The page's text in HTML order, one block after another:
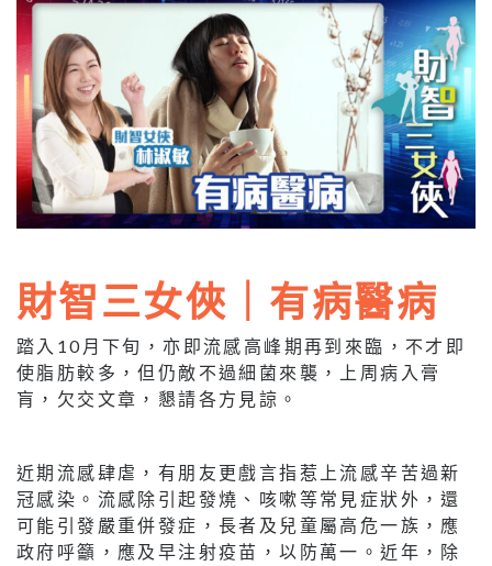
財智三女俠｜有病醫病
踏入10月下旬，亦即流感高峰期再到來臨，不才即
使脂肪較多，但仍敵不過細菌來襲，上周病入膏
肓，欠交文章，懇請各方見諒。
近期流感肆虐，有朋友更戲言指惹上流感辛苦過新
冠感染。流感除引起發燒、咳嗽等常見症狀外，還
可能引發嚴重併發症，長者及兒童屬高危一族，應
政府呼籲，應及早注射疫苗，以防萬一。近年，除